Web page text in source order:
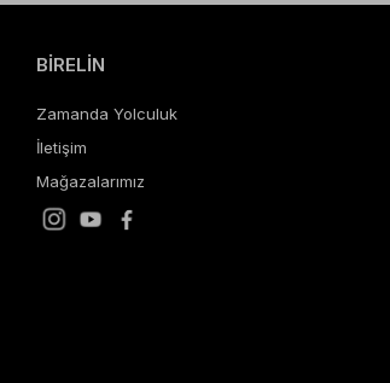
BİRELİN
Zamanda Yolculuk
İletişim
Mağazalarımız